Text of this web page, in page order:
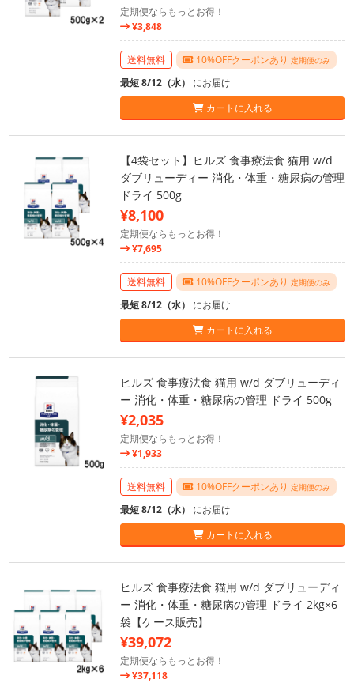
定期便ならもっとお得！
¥3,848
送料無料 10%OFFクーポンあり 定期便のみ
最短 8/12（水） にお届け
カートに入れる
【4袋セット】ヒルズ 食事療法食 猫用 w/d
ダブリューディー 消化・体重・糖尿病の管理
ドライ 500g
¥8,100
定期便ならもっとお得！
¥7,695
送料無料 10%OFFクーポンあり 定期便のみ
最短 8/12（水） にお届け
カートに入れる
ヒルズ 食事療法食 猫用 w/d ダブリューディ
ー 消化・体重・糖尿病の管理 ドライ 500g
¥2,035
定期便ならもっとお得！
¥1,933
送料無料 10%OFFクーポンあり 定期便のみ
最短 8/12（水） にお届け
カートに入れる
ヒルズ 食事療法食 猫用 w/d ダブリューディ
ー 消化・体重・糖尿病の管理 ドライ 2kg×6
袋【ケース販売】
¥39,072
定期便ならもっとお得！
¥37,118